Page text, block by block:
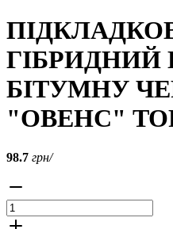
ГІБРИДНИЙ
БІТУМНУ
"ОВЕНС"
98.7 грн/